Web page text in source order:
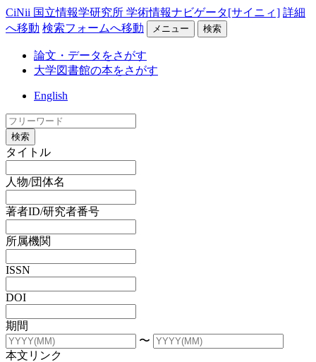
CiNii 国立情報学研究所 学術情報ナビゲータ[サイニィ] 詳細
へ移動 検索フォームへ移動 メニュー 検索
論文・データをさがす
大学図書館の本をさがす
English
検索
タイトル
人物/団体名
著者ID/研究者番号
所属機関
ISSN
DOI
期間
〜
本文リンク